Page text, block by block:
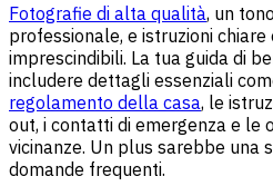
Fotografie di alta qualità, un
professionale, e istruzioni chiare
imprescindibili. La tua guida di
includere dettagli essenziali
regolamento della casa, le
out, i contatti di emergenza e le
vicinanze. Un plus sarebbe una
domande frequenti.